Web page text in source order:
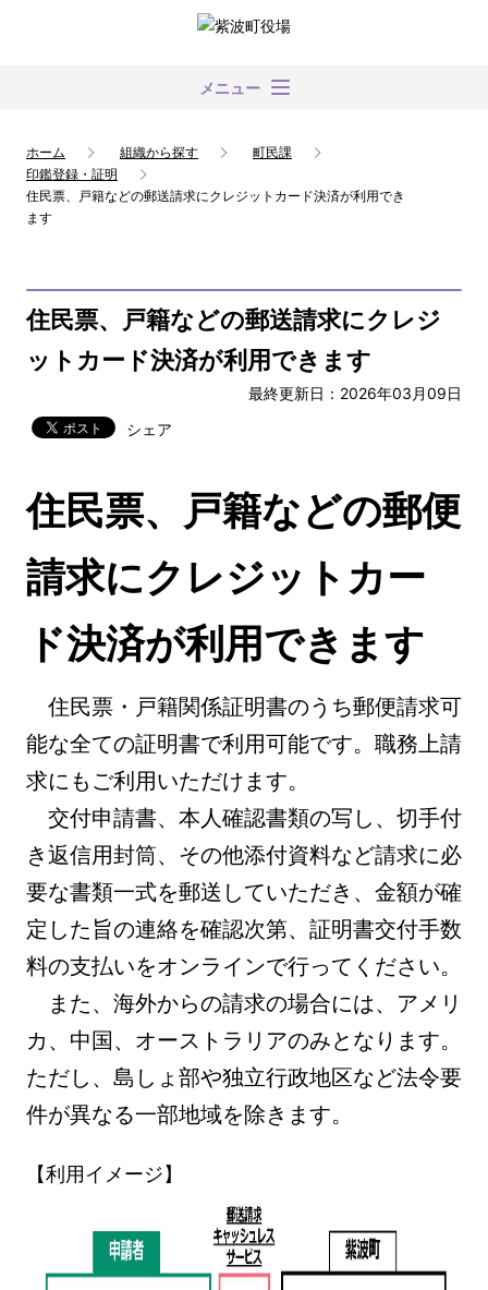
メニュー
ホーム 組織から探す
町民課
印鑑登録・証明
住民票、戸籍などの郵送請求にクレジットカード決済が利用でき
ます
住民票、戸籍などの郵送請求にクレジ
ットカード決済が利用できます
最終更新日：2026年03月09日
シェア
住民票、戸籍などの郵便
請求にクレジットカー
ド決済が利用できます
住民票・戸籍関係証明書のうち郵便請求可
能な全ての証明書で利用可能です。職務上請
求にもご利用いただけます。
交付申請書、本人確認書類の写し、切手付
き返信用封筒、その他添付資料など請求に必
要な書類一式を郵送していただき、金額が確
定した旨の連絡を確認次第、証明書交付手数
料の支払いをオンラインで行ってください。
また、海外からの請求の場合には、アメリ
カ、中国、オーストラリアのみとなります。
ただし、島しょ部や独立行政地区など法令要
件が異なる一部地域を除きます。
【利用イメージ】